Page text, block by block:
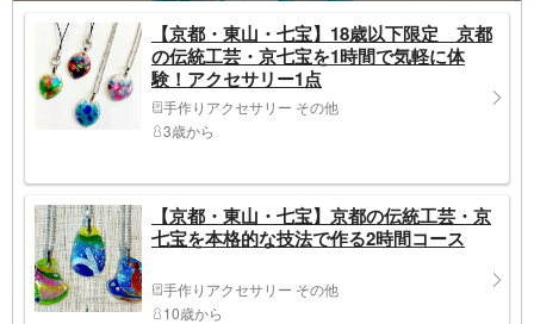
【京都・東山・七宝】18歳以下限定 京都
の伝統工芸・京七宝を1時間で気軽に体
験！アクセサリー1点
手作りアクセサリー その他
3歳から
【京都・東山・七宝】京都の伝統工芸・京
七宝を本格的な技法で作る2時間コース
手作りアクセサリー その他
10歳から